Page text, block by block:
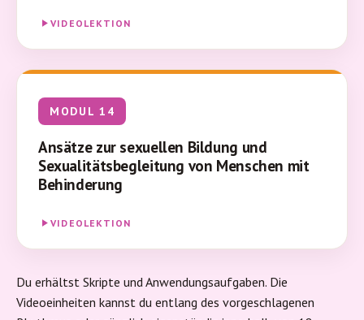
VIDEOLEKTION
MODUL 14
Ansätze zur sexuellen Bildung und
Sexualitätsbegleitung von Menschen mit
Behinderung
VIDEOLEKTION
Du erhältst Skripte und Anwendungsaufgaben. Die
Videoeinheiten kannst du entlang des vorgeschlagenen